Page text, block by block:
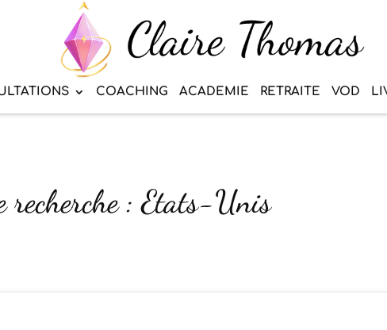
COACHING ACADEMIE RETRAITE VOD
recherche : Etats-Unis